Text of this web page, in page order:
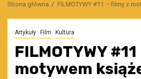
Strona główna FILMOTYWY #11 – filmy z
Artykuły Film Kultura
FILMOTYWY
motywem